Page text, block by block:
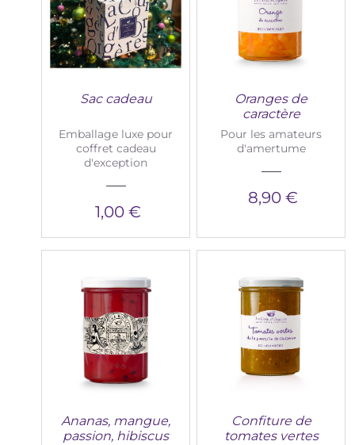
Sac cadeau
Emballage luxe pour
coffret cadeau
d'exception
1,00 €
Oranges de
caractère
Pour les amateurs
d'amertume
8,90 €
Ananas, mangue,
passion, hibiscus
Confiture de
tomates vertes